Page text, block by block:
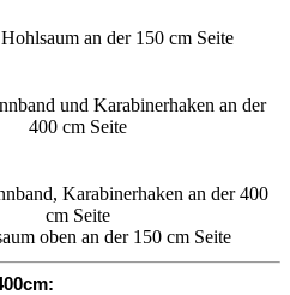
an der 150 cm Seite
und Karabinerhaken an der
400 cm Seite
Karabinerhaken an der 400
cm Seite
oben an der 150 cm Seite